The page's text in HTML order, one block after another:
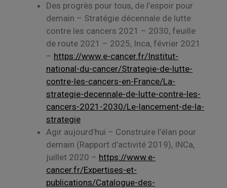
Des progrès pour tous, de l’espoir pour
demain – Stratégie décennale de lutte
contre les cancers 2021 – 2030, feuille
de route 2021 – 2025, Inca, février 2021
– https://www.e-cancer.fr/Institut-
national-du-cancer/Strategie-de-lutte-
contre-les-cancers-en-France/La-
strategie-decennale-de-lutte-contre-les-
cancers-2021-2030/Le-lancement-de-la-
strategie
Agir aujourd’hui – Construire l’élan pour
demain (Rapport d’activité 2019), INCa,
juillet 2020 – https://www.e-
cancer.fr/Expertises-et-
publications/Catalogue-des-